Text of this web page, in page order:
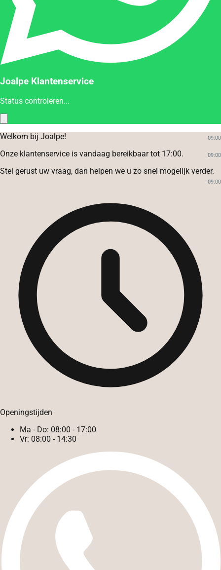
Joalpe Klantenservice
Status controleren...
Welkom bij Joalpe! 09:00
Onze klantenservice is vandaag bereikbaar tot 17:00. 09:00
Stel gerust uw vraag, dan helpen we u zo snel mogelijk verder.
09:00
Openingstijden
Ma - Do: 08:00 - 17:00
Vr: 08:00 - 14:30